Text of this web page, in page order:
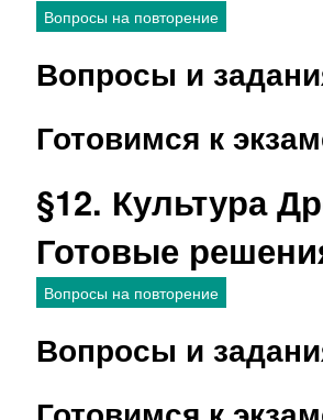
Вопросы на повторение
Вопросы и
Готовимся к
§12. Культура
Готовые
Вопросы на повторение
Вопросы и